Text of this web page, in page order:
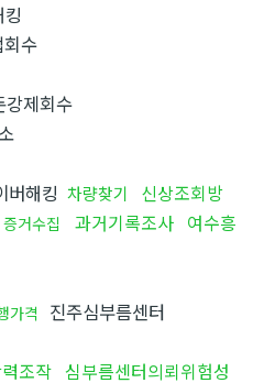
수
강제회수
버해킹 차량찾기
신상조회방
증거수집 과거기록조사 여수흥
가격 진주심부름센터
조작 심부름센터의뢰위험성